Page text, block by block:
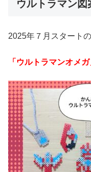
ウルトラマン
2025年７月スタートの
「ウルトラマンオメガ